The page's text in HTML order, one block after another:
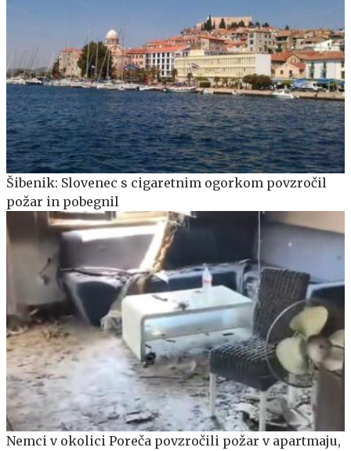
Šibenik: Slovenec s cigaretnim ogorkom povzročil
požar in pobegnil
Nemci v okolici Poreča povzročili požar v apartmaju,